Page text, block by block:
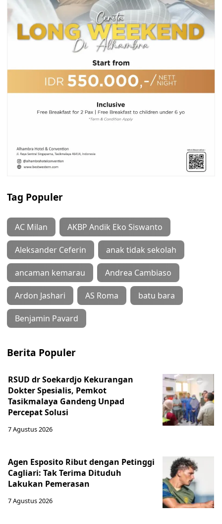
Tag Populer
AC Milan AKBP Andik Eko Siswanto
Aleksander Ceferin anak tidak sekolah
ancaman kemarau Andrea Cambiaso
Ardon Jashari AS Roma batu bara
Benjamin Pavard
Berita Populer
RSUD dr Soekardjo Kekurangan
Dokter Spesialis, Pemkot
Tasikmalaya Gandeng Unpad
Percepat Solusi
7 Agustus 2026
Agen Esposito Ribut dengan Petinggi
Cagliari: Tak Terima Dituduh
Lakukan Pemerasan
7 Agustus 2026